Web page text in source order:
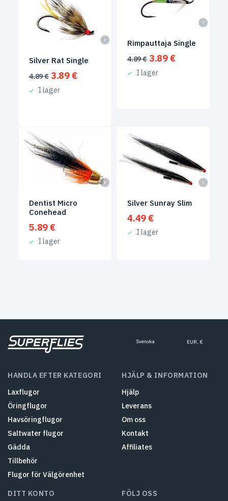
Silver Rat Single
4.89€ Det
ursprungliga
priset
3.89 €Det
I lager
Rimpauttaja Single
4.89€ Det
ursprungliga
priset
3.89 €Det
I lager
Dentist Micro
Conehead
5.89 €
I lager
Silver Sunray Slim
4.49 €
I lager
Svenska EUR, €
HANDLA EFTER KATEGORI
Laxflugor
Öringflugor
Havsöringflugor
Saltwater flugor
Gädda
Tillbehör
Flugor för Välgörenhet
HJÄLP & INFORMATION
Hjälp
Leverans
Om oss
Kontakt
Affiliates
DITT KONTO FÖLJ OSS